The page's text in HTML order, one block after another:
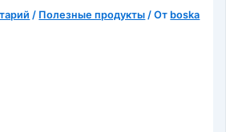
/ Полезные продукты / От boska